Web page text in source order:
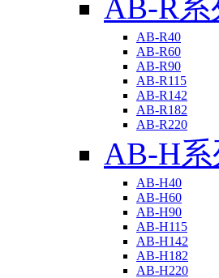
AB-R系
AB-R40
AB-R60
AB-R90
AB-R115
AB-R142
AB-R182
AB-R220
AB-H系
AB-H40
AB-H60
AB-H90
AB-H115
AB-H142
AB-H182
AB-H220